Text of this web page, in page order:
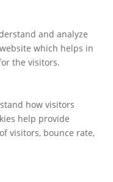
and analyze
which helps in
the visitors.
how visitors
help provide
visitors, bounce rate,